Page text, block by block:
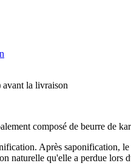
avant la livraison
composé de beurre de
Après saponification,
naturelle qu'elle a perdue